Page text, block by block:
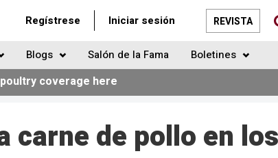
REVISTA
Regístrese Iniciar sesión
Blogs Salón de la Fama Boletines
coverage here
carne de pollo en los